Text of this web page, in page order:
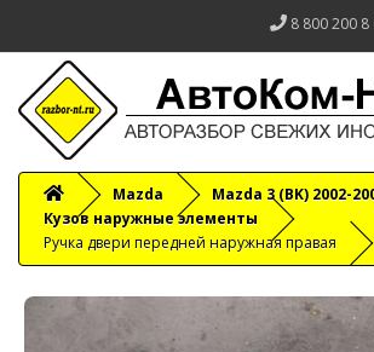
8 800 200 8
Mazda
Mazda 3 (BK) 2002-
Кузов наружные элементы
Ручка двери передней наружная правая